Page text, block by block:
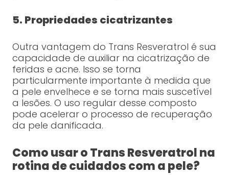
5. Propriedades cicatrizantes
Outra vantagem do Trans Resveratrol é sua
capacidade de auxiliar na cicatrização de
feridas e acne. Isso se torna
particularmente importante à medida que
a pele envelhece e se torna mais suscetível
a lesões. O uso regular desse composto
pode acelerar o processo de recuperação
da pele danificada.
Como usar o Trans Resveratrol na
rotina de cuidados com a pele?